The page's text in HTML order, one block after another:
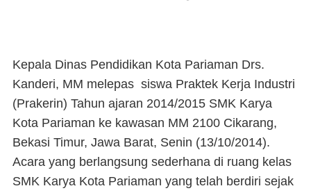
Kepala Dinas Pendidikan Kota Pariaman Drs.
Kanderi, MM melepas siswa Praktek Kerja Industri
(Prakerin) Tahun ajaran 2014/2015 SMK Karya
Kota Pariaman ke kawasan MM 2100 Cikarang,
Bekasi Timur, Jawa Barat, Senin (13/10/2014).
Acara yang berlangsung sederhana di ruang kelas
SMK Karya Kota Pariaman yang telah berdiri sejak